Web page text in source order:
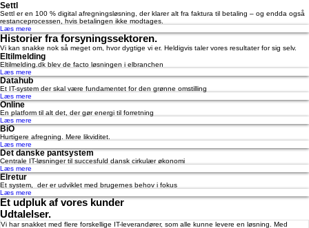
Settl
Settl er en 100 % digital afregningsløsning, der klarer alt fra faktura til betaling – og endda også
restanceprocessen, hvis betalingen ikke modtages.
Læs mere
Historier fra forsyningssektoren.
Vi kan snakke nok så meget om, hvor dygtige vi er. Heldigvis taler vores resultater for sig selv.
Eltilmelding
Eltilmelding.dk blev de facto løsningen i elbranchen
Læs mere
Datahub
Et IT-system der skal være fundamentet for den grønne omstilling
Læs mere
Online
En platform til alt det, der gør energi til forretning
Læs mere
BiO
Hurtigere afregning. Mere likviditet.
Læs mere
Det danske pantsystem
Centrale IT-løsninger til succesfuld dansk cirkulær økonomi
Læs mere
Elretur
Et system, der er udviklet med brugernes behov i fokus
Læs mere
Et udpluk af vores kunder
Udtalelser.
Vi har snakket med flere forskellige IT-leverandører, som alle kunne levere en løsning. Med